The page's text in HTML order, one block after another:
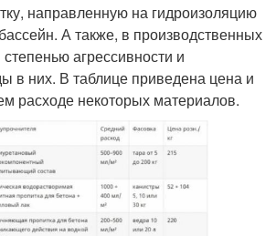
направленную на гидроизоляцию
А также, в производственных
агрессивности и
в них. В таблице приведена цена и
расходе некоторых материалов.